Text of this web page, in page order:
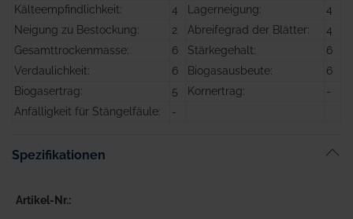
Kälteempfindlichkeit:
4 Lagerneigung:
4
Neigung zu Bestockung:
2 Abreifegrad der Blätter:
4
Gesamttrockenmasse:
6 Stärkegehalt:
6
Verdaulichkeit:
6 Biogasausbeute:
6
Biogasertrag:
5 Kornertrag:
-
Anfälligkeit für Stängelfäule:
-
Spezifikationen
Artikel-Nr.